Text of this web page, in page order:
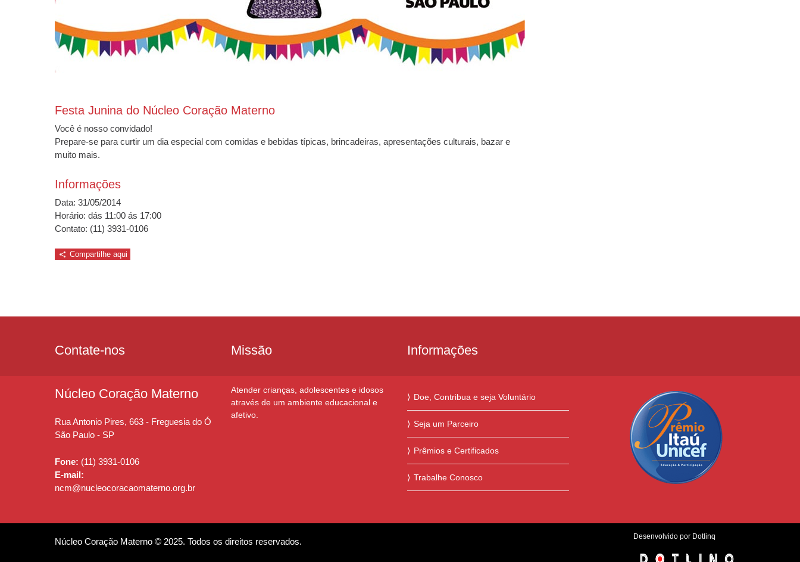
Festa Junina do Núcleo Coração Materno
Você é nosso convidado!
Prepare-se para curtir um dia especial com comidas e bebidas típicas, brincadeiras, apresentações culturais, bazar e
muito mais.
Informações
Data: 31/05/2014
Horário: dás 11:00 ás 17:00
Contato: (11) 3931-0106
Compartilhe aqui
Contate-nos
Núcleo Coração Materno
Rua Antonio Pires, 663 - Freguesia do Ó
São Paulo - SP
Fone: (11) 3931-0106
E-mail:
ncm@nucleocoracaomaterno.org.br
Missão
Atender crianças, adolescentes e idosos
através de um ambiente educacional e
afetivo.
Informações
Doe, Contribua e seja Voluntário
Seja um Parceiro
Prêmios e Certificados
Trabalhe Conosco
Núcleo Coração Materno © 2025. Todos os direitos reservados. Desenvolvido por Dotlinq